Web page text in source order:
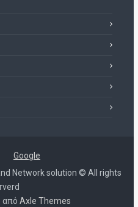
Google
Network solution © All rights
από Axle Themes